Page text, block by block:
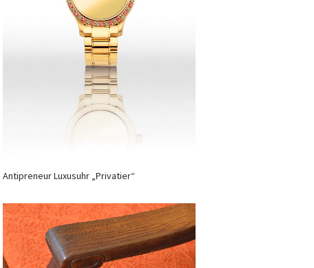
Antipreneur Luxusuhr „Privatier“